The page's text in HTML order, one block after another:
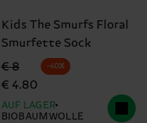
Kids The Smurfs Floral
Smurfette Sock
Originalpreis
€ 8
Reduzierter Preis
€ 4.80
-40%
AUF LAGER
BIOBAUMWOLLE